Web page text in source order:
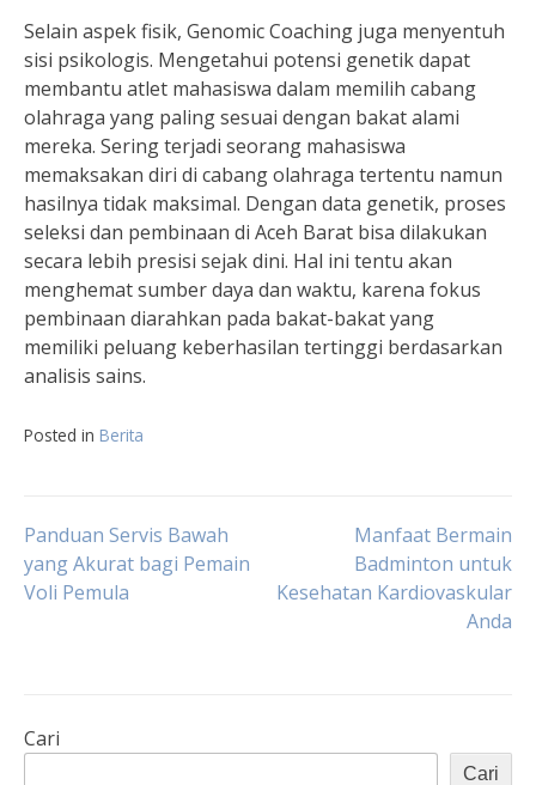
Selain aspek fisik, Genomic Coaching juga menyentuh
sisi psikologis. Mengetahui potensi genetik dapat
membantu atlet mahasiswa dalam memilih cabang
olahraga yang paling sesuai dengan bakat alami
mereka. Sering terjadi seorang mahasiswa
memaksakan diri di cabang olahraga tertentu namun
hasilnya tidak maksimal. Dengan data genetik, proses
seleksi dan pembinaan di Aceh Barat bisa dilakukan
secara lebih presisi sejak dini. Hal ini tentu akan
menghemat sumber daya dan waktu, karena fokus
pembinaan diarahkan pada bakat-bakat yang
memiliki peluang keberhasilan tertinggi berdasarkan
analisis sains.
Posted in Berita
Navigasi
pos
Panduan Servis Bawah
yang Akurat bagi Pemain
Voli Pemula
Manfaat Bermain
Badminton untuk
Kesehatan Kardiovaskular
Anda
Cari
Cari